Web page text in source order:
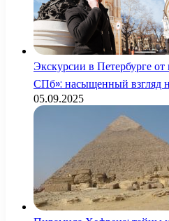
Экскурсии в Петербурге
СПб»: насыщенный взгляд
05.09.2025